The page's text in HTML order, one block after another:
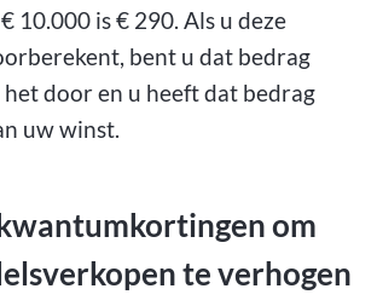
10.000 is € 290. Als u deze
bent u dat bedrag
door en u heeft dat bedrag
uw winst.
om
te verhogen